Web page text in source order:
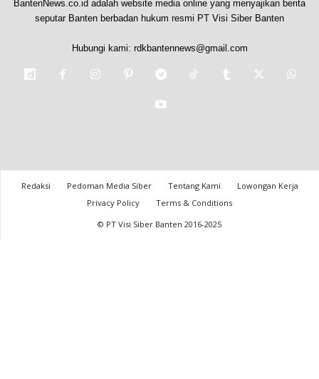
BantenNews.co.id adalah website media online yang menyajikan berita
seputar Banten berbadan hukum resmi PT Visi Siber Banten
Hubungi kami: rdkbantennews@gmail.com
Redaksi Pedoman Media Siber Tentang Kami
Lowongan Kerja
Privacy Policy
Terms & Conditions
© PT Visi Siber Banten 2016-2025